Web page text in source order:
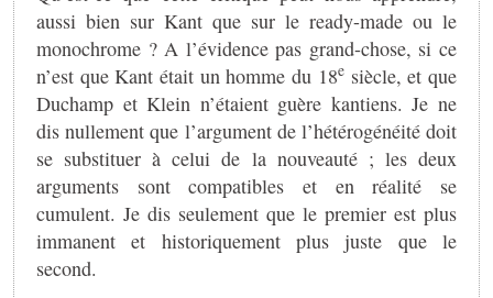
aussi bien sur Kant que sur le ready-made ou le
monochrome ? A l’évidence pas grand-chose, si ce
n’est que Kant était un homme du 18esiècle, et que
Duchamp et Klein n’étaient guère kantiens. Je ne
dis nullement que l’argument de l’hétérogénéité doit
se substituer à celui de la nouveauté ; les deux
arguments sont compatibles et en réalité se
cumulent. Je dis seulement que le premier est plus
immanent et historiquement plus juste que le
second.